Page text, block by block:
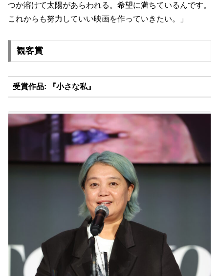
つか溶けて太陽があらわれる。 希望に満ちているんです。
これからも努力していい映画を作っていきたい。」
観客賞
受賞作品: 『小さな私』